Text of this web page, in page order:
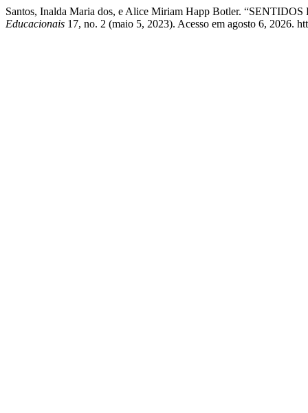
Santos, Inalda Maria dos, e Alice Miriam Happ Botler.
Educacionais 17, no. 2 (maio 5, 2023). Acesso em agosto 6, 2026.